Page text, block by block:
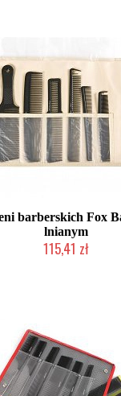
barberskich Fox
lnianym
115,41 zł